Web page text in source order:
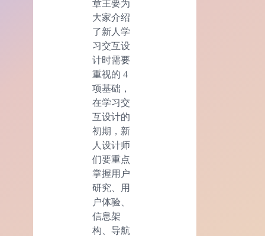
章主要为
大家介绍
了新人学
习交互设
计时需要
重视的 4
项基础，
在学习交
互设计的
初期，新
人设计师
们要重点
掌握用户
研究、用
户体验、
信息架
构、导航